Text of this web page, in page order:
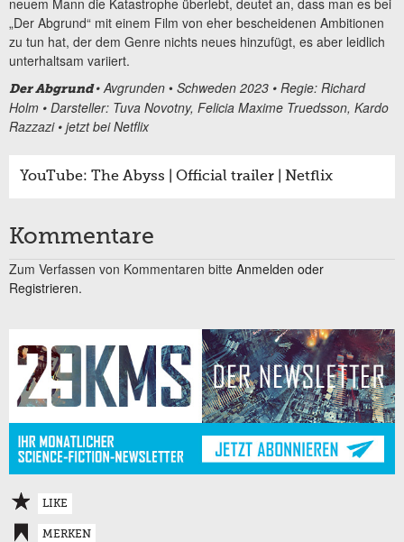
neuem Mann die Katastrophe überlebt, deutet an, dass man es bei
„Der Abgrund“ mit einem Film von eher bescheidenen Ambitionen
zu tun hat, der dem Genre nichts neues hinzufügt, es aber leidlich
unterhaltsam variiert.
Der Abgrund• Avgrunden • Schweden 2023 • Regie: Richard
Holm • Darsteller: Tuva Novotny, Felicia Maxime Truedsson, Kardo
Razzazi • jetzt bei Netflix
YouTube: The Abyss | Official trailer | Netflix
Kommentare
Zum Verfassen von Kommentaren bitte Anmelden oder
Registrieren.
LIKE
MERKEN